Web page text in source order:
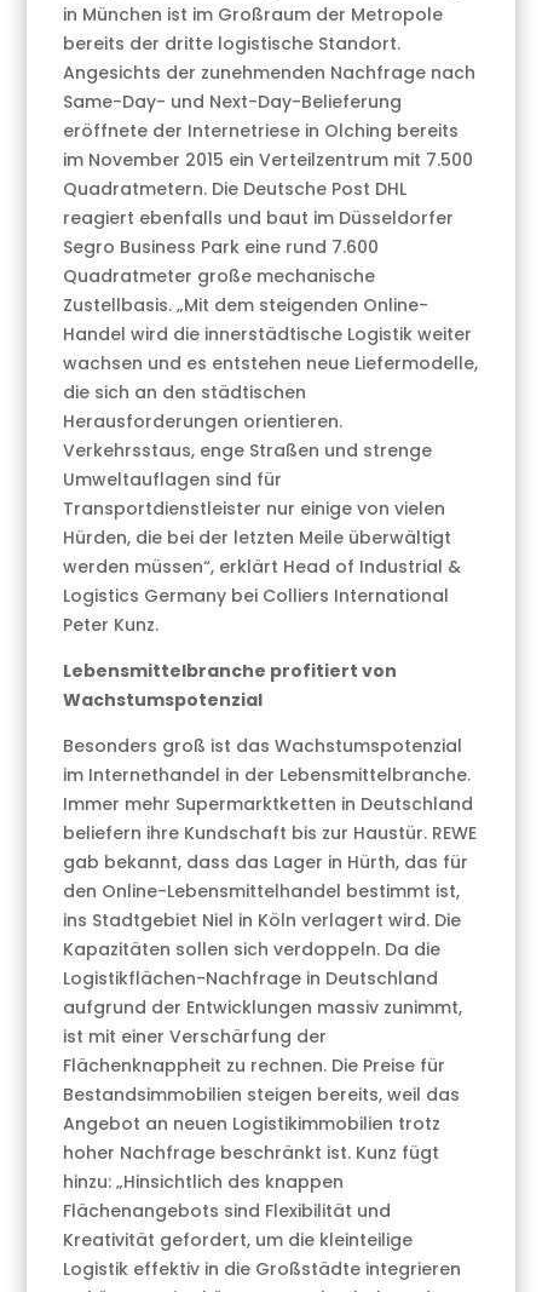
in München ist im Großraum der Metropole
bereits der dritte logistische Standort.
Angesichts der zunehmenden Nachfrage nach
Same-Day- und Next-Day-Belieferung
eröffnete der Internetriese in Olching bereits
im November 2015 ein Verteilzentrum mit 7.500
Quadratmetern. Die Deutsche Post DHL
reagiert ebenfalls und baut im Düsseldorfer
Segro Business Park eine rund 7.600
Quadratmeter große mechanische
Zustellbasis. „Mit dem steigenden Online-
Handel wird die innerstädtische Logistik weiter
wachsen und es entstehen neue Liefermodelle,
die sich an den städtischen
Herausforderungen orientieren.
Verkehrsstaus, enge Straßen und strenge
Umweltauflagen sind für
Transportdienstleister nur einige von vielen
Hürden, die bei der letzten Meile überwältigt
werden müssen“, erklärt Head of Industrial &
Logistics Germany bei Colliers International
Peter Kunz.
Lebensmittelbranche profitiert von
Wachstumspotenzial
Besonders groß ist das Wachstumspotenzial
im Internethandel in der Lebensmittelbranche.
Immer mehr Supermarktketten in Deutschland
beliefern ihre Kundschaft bis zur Haustür. REWE
gab bekannt, dass das Lager in Hürth, das für
den Online-Lebensmittelhandel bestimmt ist,
ins Stadtgebiet Niel in Köln verlagert wird. Die
Kapazitäten sollen sich verdoppeln. Da die
Logistikflächen-Nachfrage in Deutschland
aufgrund der Entwicklungen massiv zunimmt,
ist mit einer Verschärfung der
Flächenknappheit zu rechnen. Die Preise für
Bestandsimmobilien steigen bereits, weil das
Angebot an neuen Logistikimmobilien trotz
hoher Nachfrage beschränkt ist. Kunz fügt
hinzu: „Hinsichtlich des knappen
Flächenangebots sind Flexibilität und
Kreativität gefordert, um die kleinteilige
Logistik effektiv in die Großstädte integrieren